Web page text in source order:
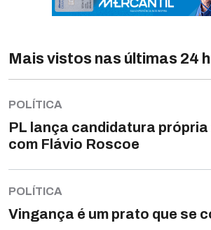
Mais vistos nas últimas 24
POLÍTICA
PL lança candidatura própria
com Flávio Roscoe
POLÍTICA
Vingança é um prato que se